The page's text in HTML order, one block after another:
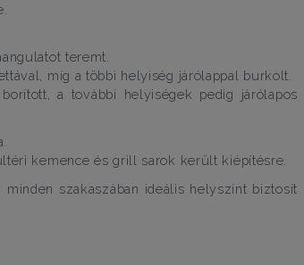
teremt.
míg a többi helyiség járólappal burkolt.
a további helyiségek pedig járólapos
kemence és grill sarok került kiépítésre.
szakaszában ideális helyszínt biztosít